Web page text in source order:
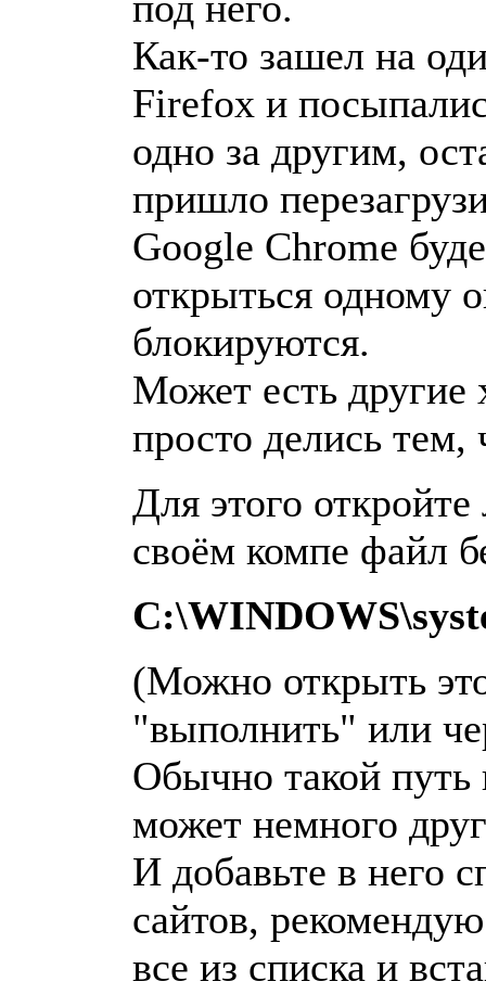
Как-то зашел на
Firefox и
одно за другим,
пришло
Google Chrome
открыться одному
блокируются.
Может есть другие
просто делись тем,
Для этого
своём компе файл
(Можно открыть
"выполнить" или
Обычно такой путь
может немного
И добавьте в него
сайтов,
все из списка и